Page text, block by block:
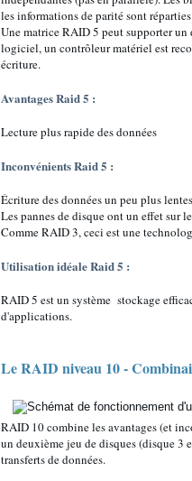
les informations de parité sont
Une matrice RAID 5 peut supporter un
logiciel, un contrôleur matériel est
écriture.
Avantages Raid 5 :
Lecture plus rapide des données
Inconvénients Raid 5 :
Écriture des données un peu plus
Les pannes de disque ont un effet sur
Comme RAID 3, ceci est une
Utilisation idéale Raid 5 :
RAID 5 est un système stockage
d'applications.
Le RAID niveau 10 -
RAID 10 combine les avantages (et
un deuxième jeu de disques (disque 3
transferts de données.